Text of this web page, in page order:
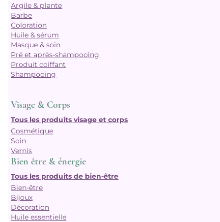
Argile & plante
Barbe
Coloration
Huile & sérum
Masque & soin
Pré et après-shampooing
Produit coiffant
Shampooing
Visage & Corps
Tous les produits visage et corps
Cosmétique
Soin
Vernis
Bien être & énergie
Tous les produits de bien-être
Bien-être
Bijoux
Décoration
Huile essentielle